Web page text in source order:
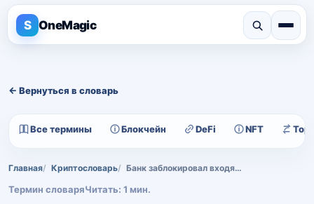
S OneMagic
← Вернуться в словарь
Все термины Блокчейн DeFi NFT
Главная Криптословарь Банк заблокировал входящий P2P-платеж
Термин словаряЧитать: 1 мин.